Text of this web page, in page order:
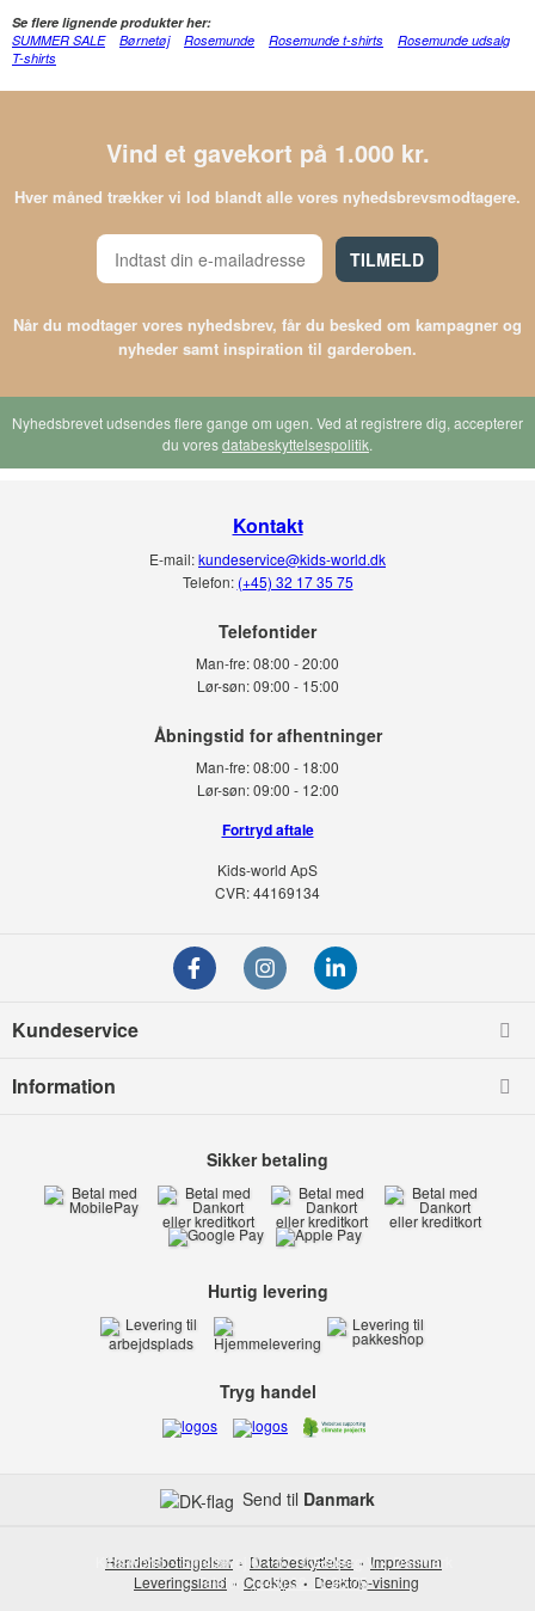
Se flere lignende produkter her:
SUMMER SALE
Børnetøj Rosemunde Rosemunde t-shirts
Rosemunde udsalg
T-shirts
Vind et gavekort på 1.000 kr.
Hver måned trækker vi lod blandt alle vores nyhedsbrevsmodtagere.
TILMELD
Når du modtager vores nyhedsbrev, får du besked om kampagner og
nyheder samt inspiration til garderoben.
Nyhedsbrevet udsendes flere gange om ugen. Ved at registrere dig, accepterer
du voresdatabeskyttelsespolitik.
Kontakt
E-mail:kundeservice@kids-world.dk
Telefon: (+45) 32 17 35 75
Telefontider
Man-fre:08:00 - 20:00
Lør-søn: 09:00 - 15:00
Man-fre:08:00 - 18:00
Lør-søn:09:00 - 12:00
Fortryd aftale
Kids-world ApS
CVR: 44169134
Kundeservice
Information
Send til Danmark
Sikker betaling
Hurtig levering
Tryg handel
Handelsbetingelser Databeskyttelse
Impressum
Leveringsland
Cookies Desktop-visning
Kids-world Smedevej 6 6710 Esbjerg V
Danmark
Telefon:(+45) 32 17 35 75